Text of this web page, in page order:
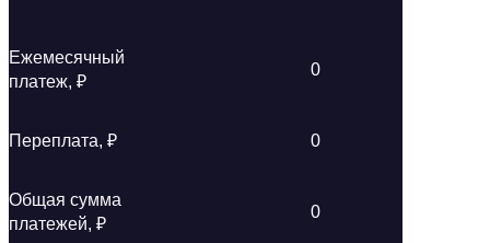
Ежемесячный
платеж, ₽
0
Переплата, ₽ 0
Общая сумма
платежей, ₽
0